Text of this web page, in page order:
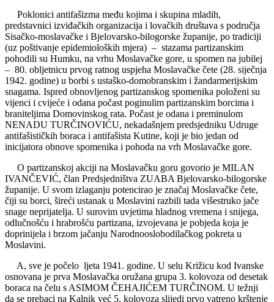
Poklonici antifašizma među kojima i skupina mladih,
predstavnici izviđačkih organizacija i lovačkih društava s područja
Sisačko-moslavačke i Bjelovarsko-bilogorske županije, po tradiciji
(uz poštivanje epidemioloških mjera) – stazama partizanskim
pohodili su Humku, na vrhu Moslavačke gore, u spomen na jubilej
– 80. obljetnicu prvog ratnog uspjeha Moslavačke čete (28. siječnja
1942. godine) u borbi s ustaško-domobranskim i žandarmerijskim
snagama. Ispred obnovljenog partizanskog spomenika položeni su
vijenci i cvijeće i odana počast poginulim partizanskim borcima i
braniteljima Domovinskog rata. Počast je odana i preminulom
NENADU TURČINOVIĆU, nekadašnjem predsjedniku Udruge
antifašističkih boraca i antifašista Kutine, koji je bio jedan od
inicijatora obnove spomenika i pohoda na vrh Moslavačke gore.
O partizanskoj akciji na Moslavačku goru govorio je MILAN
IVANČEVIĆ, član Predsjedništva ZUABA Bjelovarsko-bilogorske
županije. U svom izlaganju potencirao je značaj Moslavačke čete,
čiji su borci, šireći ustanak u Moslavini razbili tada višestruko jače
snage neprijatelja. U surovim uvjetima hladnog vremena i snijega,
odlučnošću i hrabrošću partizana, izvojevana je pobjeda koja je
doprinijela i brzom jačanju Narodnooslobodilačkog pokreta u
Moslavini.
A, sve je počelo ljeta 1941. godine. U selu Križicu kod Ivanske
osnovana je prva Moslavačka oružana grupa 3. kolovoza od desetak
boraca na čelu s ASIMOM ČEHAJIĆEM TURČINOM. U težnji
da se prebaci na Kalnik već 5. kolovoza slijedi prvo vatreno krštenje